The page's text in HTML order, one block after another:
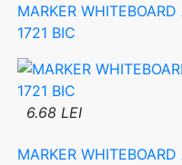
MARKER
1721 BIC
6.68 LEI
MARKER